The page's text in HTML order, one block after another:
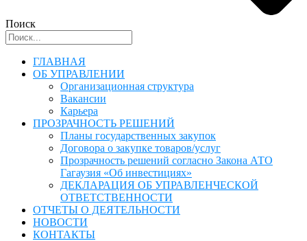
Поиск
ГЛАВНАЯ
ОБ УПРАВЛЕНИИ
Организационная структура
Вакансии
Карьера
ПРОЗРАЧНОСТЬ РЕШЕНИЙ
Планы государственных закупок
Договора о закупке товаров/услуг
Прозрачность решений согласно Закона АТО
Гагаузия «Об инвестициях»
ДЕКЛАРАЦИЯ ОБ УПРАВЛЕНЧЕСКОЙ
ОТВЕТСТВЕННОСТИ
ОТЧЕТЫ О ДЕЯТЕЛЬНОСТИ
НОВОСТИ
КОНТАКТЫ